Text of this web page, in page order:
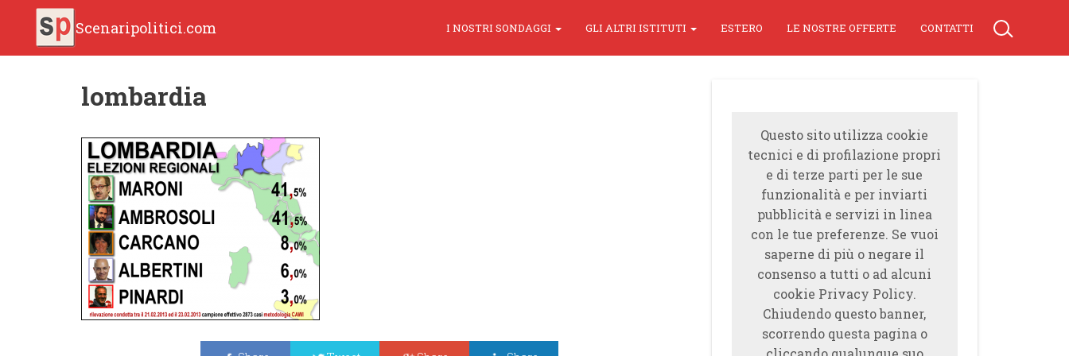
Scenaripolitici.com I NOSTRI SONDAGGI GLI ALTRI ISTITUTI ESTERO LE NOSTRE OFFERTE CONTATTI
lombardia
Questo sito utilizza cookie
tecnici e di profilazione propri
e di terze parti per le sue
funzionalità e per inviarti
pubblicità e servizi in linea
con le tue preferenze. Se vuoi
saperne di più o negare il
consenso a tutti o ad alcuni
cookie Privacy Policy.
Chiudendo questo banner,
scorrendo questa pagina o